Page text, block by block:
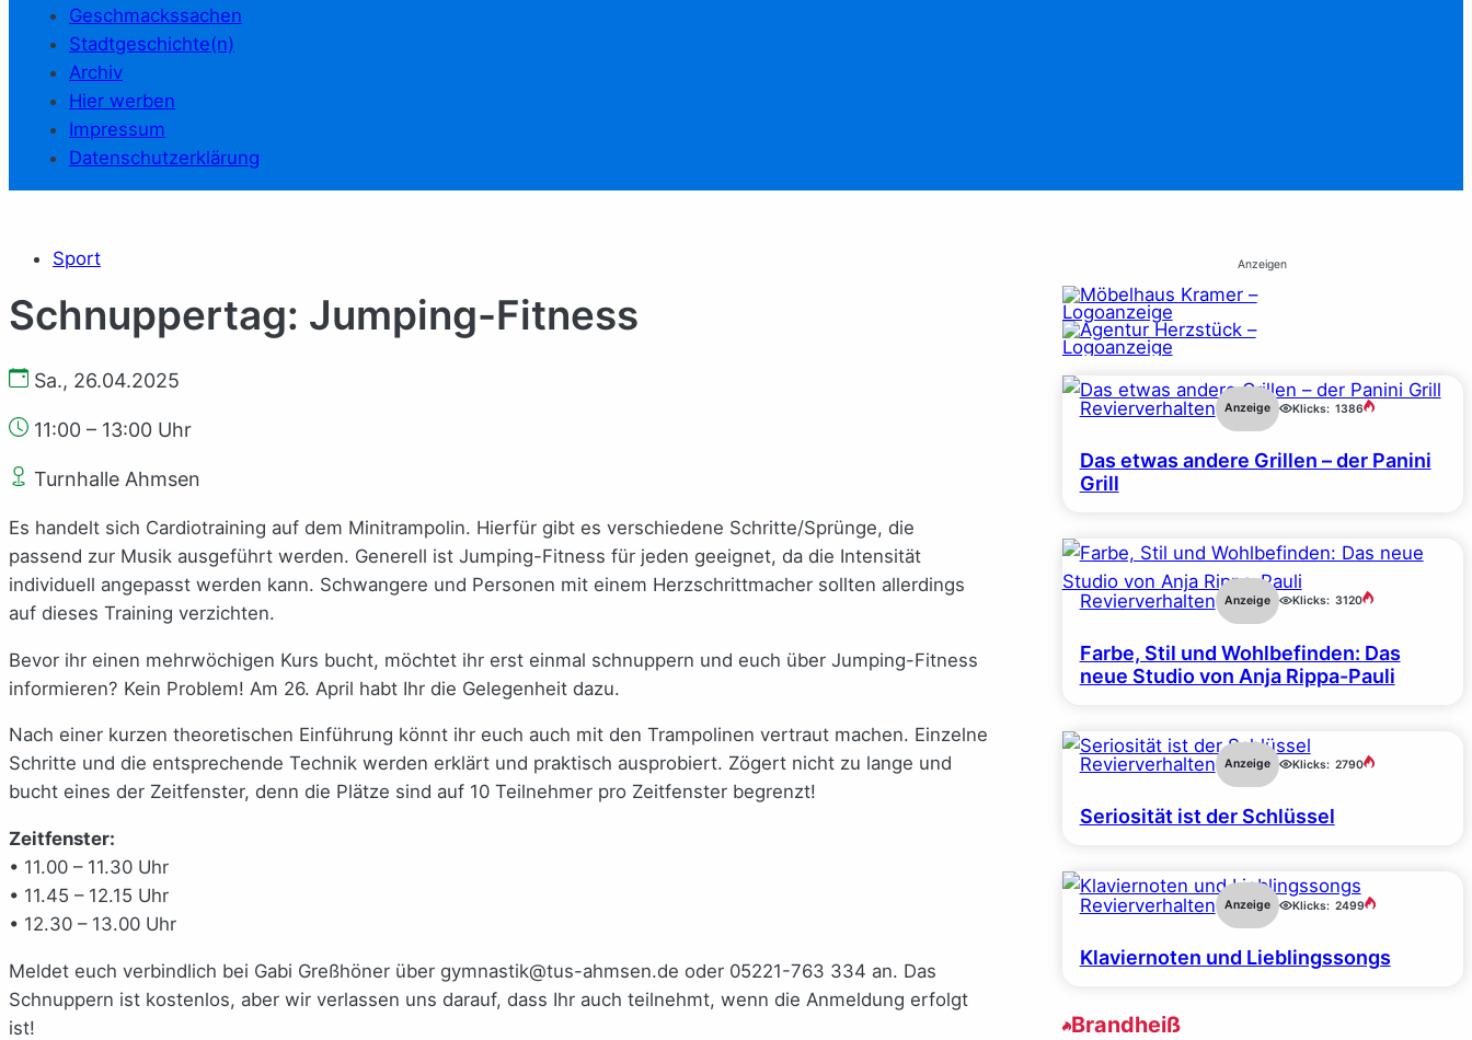
Geschmackssachen
Stadtgeschichte(n)
Archiv
Hier werben
Impressum
Datenschutzerklärung
Sport
Schnuppertag: Jumping-Fitness
Sa., 26.04.2025
11:00 – 13:00 Uhr
Turnhalle Ahmsen
Es handelt sich Cardiotraining auf dem Minitrampolin. Hierfür gibt es verschiedene Schritte/Sprünge, die
passend zur Musik ausgeführt werden. Generell ist Jumping-Fitness für jeden geeignet, da die Intensität
individuell angepasst werden kann. Schwangere und Personen mit einem Herzschrittmacher sollten allerdings
auf dieses Training verzichten.
Bevor ihr einen mehrwöchigen Kurs bucht, möchtet ihr erst einmal schnuppern und euch über Jumping-Fitness
informieren? Kein Problem! Am 26. April habt Ihr die Gelegenheit dazu.
Nach einer kurzen theoretischen Einführung könnt ihr euch auch mit den Trampolinen vertraut machen. Einzelne
Schritte und die entsprechende Technik werden erklärt und praktisch ausprobiert. Zögert nicht zu lange und
bucht eines der Zeitfenster, denn die Plätze sind auf 10 Teilnehmer pro Zeitfenster begrenzt!
Zeitfenster:
• 11.00 – 11.30 Uhr
• 11.45 – 12.15 Uhr
• 12.30 – 13.00 Uhr
Meldet euch verbindlich bei Gabi Greßhöner über gymnastik@tus-ahmsen.de oder 05221-763 334 an. Das
Schnuppern ist kostenlos, aber wir verlassen uns darauf, dass Ihr auch teilnehmt, wenn die Anmeldung erfolgt
ist!
Anzeigen
Revierverhalten Anzeige Klicks: 1386
Das etwas andere Grillen – der Panini
Grill
Revierverhalten Anzeige Klicks: 3120
Farbe, Stil und Wohlbefinden: Das
neue Studio von Anja Rippa-Pauli
Revierverhalten Anzeige Klicks: 2790
Seriosität ist der Schlüssel
Revierverhalten Anzeige Klicks: 2499
Klaviernoten und Lieblingssongs
Brandheiß